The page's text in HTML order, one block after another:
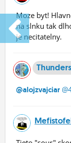
Moze byt!
na slnku tak
je necitatelny.
@alojzvajciar